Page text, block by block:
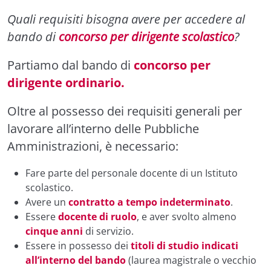
Quali requisiti bisogna avere per accedere al
bando diconcorso per dirigente scolastico?
Partiamo dal bando di concorso per
dirigente ordinario.
Oltre al possesso dei requisiti generali per
lavorare all’interno delle Pubbliche
Amministrazioni, è necessario:
Fare parte del personale docente di un Istituto
scolastico.
Avere un contratto a tempo indeterminato.
Esseredocente di ruolo, e aver svolto almeno
cinque anni di servizio.
Essere in possesso dei titoli di studio indicati
all’interno del bando(laurea magistrale o vecchio